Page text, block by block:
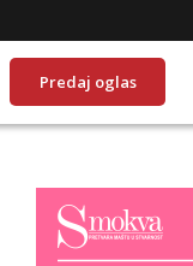
Predaj oglas